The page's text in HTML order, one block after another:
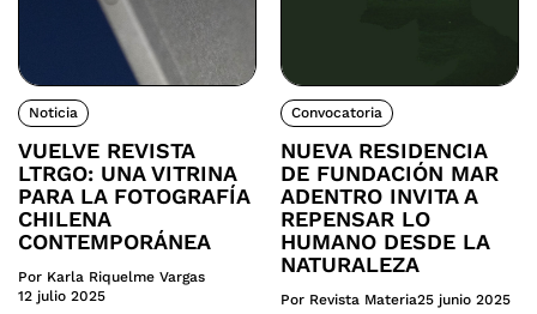
Noticia
VUELVE REVISTA
LTRGO: UNA VITRINA
PARA LA FOTOGRAFÍA
CHILENA
CONTEMPORÁNEA
Por Karla Riquelme Vargas
12 julio 2025
Convocatoria
NUEVA RESIDENCIA
DE FUNDACIÓN MAR
ADENTRO INVITA A
REPENSAR LO
HUMANO DESDE LA
NATURALEZA
Por Revista Materia25 junio 2025